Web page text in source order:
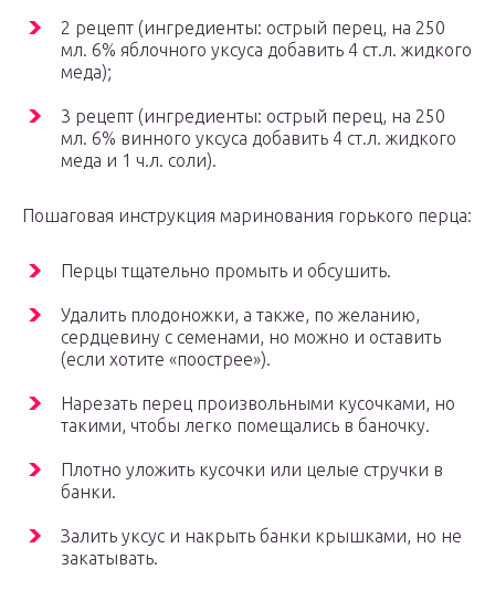
2 рецепт (ингредиенты: острый перец, на 250
мл. 6% яблочного уксуса добавить 4 ст.л. жидкого
меда);
3 рецепт (ингредиенты: острый перец, на 250
мл. 6% винного уксуса добавить 4 ст.л. жидкого
меда и 1 ч.л. соли).
Пошаговая инструкция маринования горького перца:
Перцы тщательно промыть и обсушить.
Удалить плодоножки, а также, по желанию,
сердцевину с семенами, но можно и оставить
(если хотите «поострее»).
Нарезать перец произвольными кусочками, но
такими, чтобы легко помещались в баночку.
Плотно уложить кусочки или целые стручки в
банки.
Залить уксус и накрыть банки крышками, но не
закатывать.